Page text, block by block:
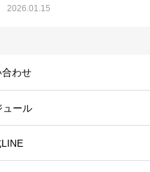
2026.01.15
合わせ
ュール